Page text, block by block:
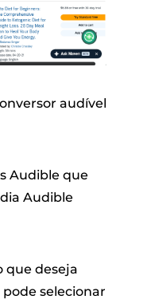
audível
Audible que
Audible
que deseja
pode selecionar